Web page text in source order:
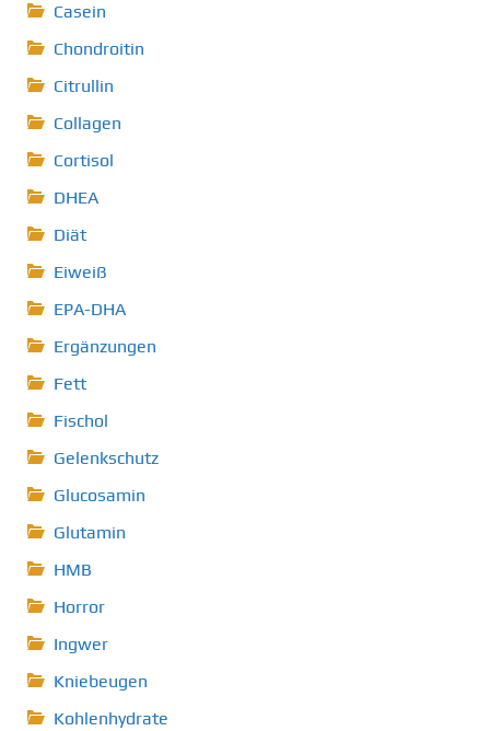
Casein
Chondroitin
Citrullin
Collagen
Cortisol
DHEA
Diät
Eiweiß
EPA-DHA
Ergänzungen
Fett
Fischol
Gelenkschutz
Glucosamin
Glutamin
HMB
Horror
Ingwer
Kniebeugen
Kohlenhydrate